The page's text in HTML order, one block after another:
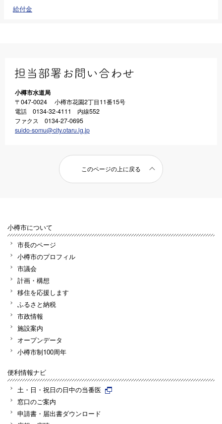
給付金
小樽市水道局
〒047-0024 小樽市花園2丁目11番15号
電話 0134-32-4111 内線552
ファクス 0134-27-0695
suido-somu@city.otaru.lg.jp
このページの上に戻る
小樽市について
市長のページ
小樽市のプロフィル
市議会
計画・構想
移住を応援します
ふるさと納税
市政情報
施設案内
オープンデータ
小樽市制100周年
便利情報ナビ
土・日・祝日の日中の当番医
窓口のご案内
申請書・届出書ダウンロード